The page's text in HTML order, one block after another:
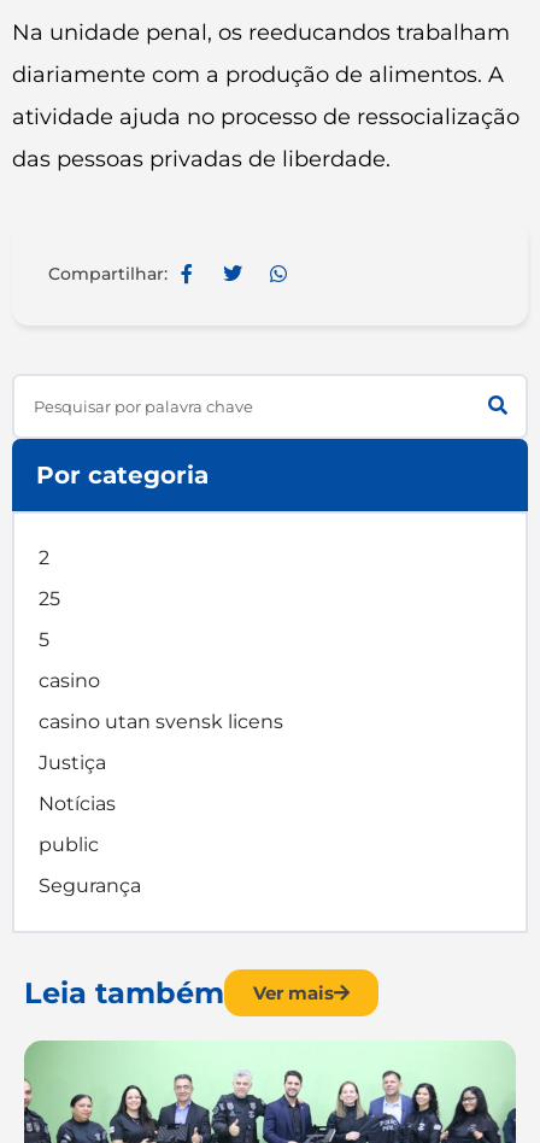
Na unidade penal, os reeducandos trabalham
diariamente com a produção de alimentos. A
atividade ajuda no processo de ressocialização
das pessoas privadas de liberdade.
Compartilhar:
Search
Por categoria
2
25
5
casino
casino utan svensk licens
Justiça
Notícias
public
Segurança
Leia também Ver mais